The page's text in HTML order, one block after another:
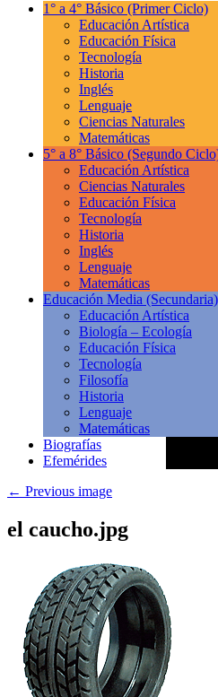
1° a 4° Básico (Primer Ciclo)
Educación Artística
Educación Física
Tecnología
Historia
Inglés
Lenguaje
Ciencias Naturales
Matemáticas
5° a 8° Básico (Segundo
Educación Artística
Ciencias Naturales
Educación Física
Tecnología
Historia
Inglés
Lenguaje
Matemáticas
Educación Media (Secundaria)
Educación Artística
Biología – Ecología
Educación Física
Tecnología
Filosofía
Historia
Lenguaje
Matemáticas
Biografías
Efemérides
← Previous image
el caucho.jpg